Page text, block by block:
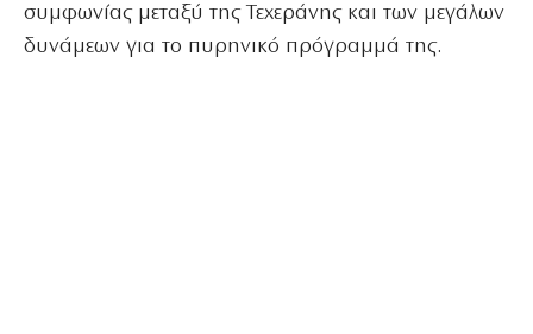
συμφωνίας μεταξύ της Τεχεράνης και των μεγάλων
δυνάμεων για το πυρηνικό πρόγραμμά της.